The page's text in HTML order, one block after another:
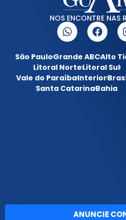
NOS ENCONTRE NAS
São PauloGrande ABCAlto
Litoral NorteLitoral Sul
Vale do ParaíbaInterior
Santa CatarinaBahia
ANUNCIE